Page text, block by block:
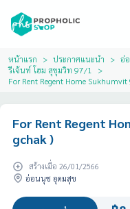
หน้าแรก ประกาศแนะนำ
อ่
รีเจ้นท์ โฮม สุขุมวิท 97/1
For Rent Regent Home
For Rent Regent
gchak )
สร้างเมื่อ 26/01/2566
อ่อนนุช อุดมสุข